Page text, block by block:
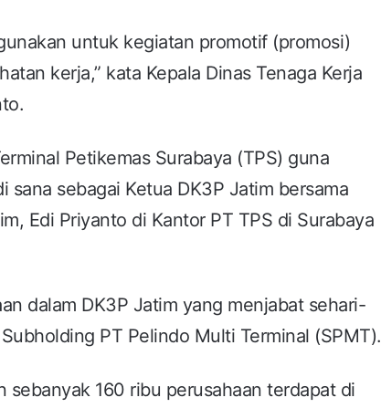
untuk kegiatan promotif (promosi)
kerja,” kata Kepala Dinas Tenaga Kerja
Petikemas Surabaya (TPS) guna
sebagai Ketua DK3P Jatim bersama
Edi Priyanto di Kantor PT TPS di Surabaya
dalam DK3P Jatim yang menjabat sehari-
PT Pelindo Multi Terminal (SPMT).
160 ribu perusahaan terdapat di